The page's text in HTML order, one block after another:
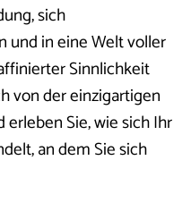
sich
und in eine Welt voller
Sinnlichkeit
von der einzigartigen
Sie, wie sich Ihr
an dem Sie sich